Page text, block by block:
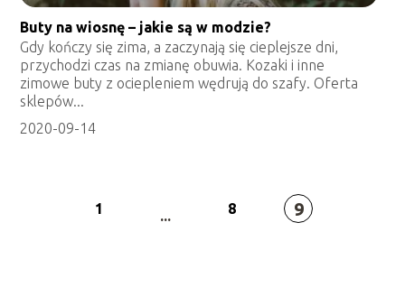
Buty na wiosnę – jakie są w modzie?
Gdy kończy się zima, a zaczynają się cieplejsze dni,
przychodzi czas na zmianę obuwia. Kozaki i inne
zimowe buty z ociepleniem wędrują do szafy. Oferta
sklepów...
2020-09-14
1 ... 8 9